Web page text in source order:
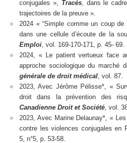
conjugales », Tracés, dans le
trajectoires de la preuve ».
2024 « “Simple comme un coup
dans une cellule d’écoute de la
Emploi , vol. 169-170-171, p. 45- 69.
2024, « Le patient vertueux face
approche sociologique du marché
générale de droit médical , vol. 87.
2023, Avec Jérôme Pélisse*, «
droit dans la prévention des
Canadienne Droit et Société , vol.
2023, Avec Marine Delaunay*, «
contre les violences conjugales en
5, n°5, p. 53-58.